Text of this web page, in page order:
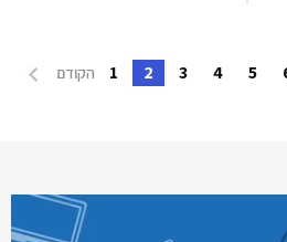
5
4
3
2
1 הקודם